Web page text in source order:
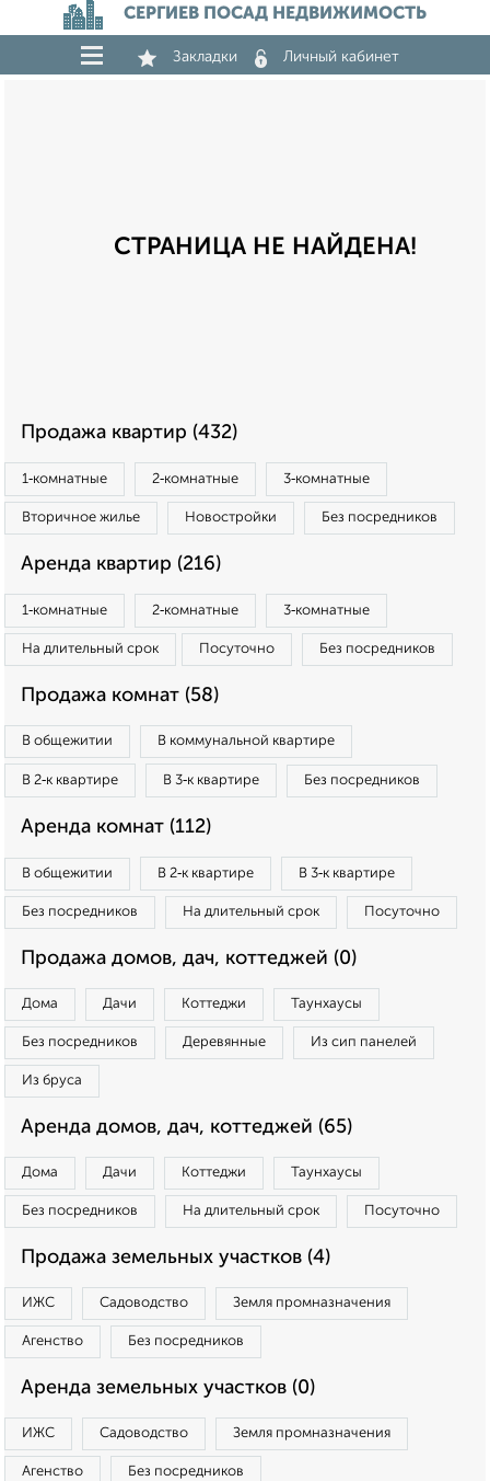
СЕРГИЕВ ПОСАД НЕДВИЖИМОСТЬ
Закладки Личный кабинет
СТРАНИЦА НЕ НАЙДЕНА!
Продажа квартир (432)
1‑комнатные 2‑комнатные 3‑комнатные
Вторичное жилье Новостройки Без посредников
Аренда квартир (216)
1‑комнатные 2‑комнатные 3‑комнатные
На длительный срок Посуточно Без посредников
Продажа комнат (58)
В общежитии В коммунальной квартире
В 2‑к квартире В 3‑к квартире Без посредников
Аренда комнат (112)
В общежитии В 2‑к квартире В 3‑к квартире
Без посредников На длительный срок Посуточно
Продажа домов, дач, коттеджей (0)
Дома Дачи Коттеджи Таунхаусы
Без посредников Деревянные Из сип панелей
Из бруса
Аренда домов, дач, коттеджей (65)
Дома Дачи Коттеджи Таунхаусы
Без посредников На длительный срок Посуточно
Продажа земельных участков (4)
ИЖС Садоводство Земля промназначения
Агенство Без посредников
Аренда земельных участков (0)
ИЖС Садоводство Земля промназначения
Агенство Без посредников